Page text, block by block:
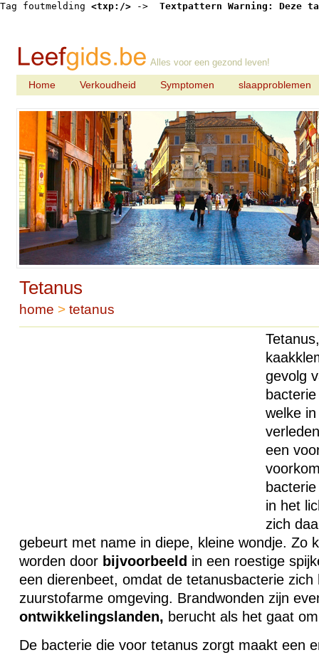
Tag foutmelding <txp:/> -> Textpattern Warning: Deze
Alles voor een gezond leven!
Home Verkoudheid Symptomen slaapproblemen
Tetanus
home > tetanus
gevolg
welke
een
in het
zich
gebeurt met name in diepe, kleine wondje. Zo
worden door bijvoorbeeld in een roestige
een dierenbeet, omdat de tetanusbacterie
zuurstofarme omgeving. Brandwonden zijn
ontwikkelingslanden, berucht als het gaat
De bacterie die voor tetanus zorgt maakt een